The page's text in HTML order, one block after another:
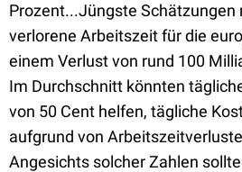
Prozent...Jüngste Schätzungen
verlorene Arbeitszeit für die
einem Verlust von rund 100
Im Durchschnitt könnten
von 50 Cent helfen, tägliche
aufgrund von
Angesichts solcher Zahlen